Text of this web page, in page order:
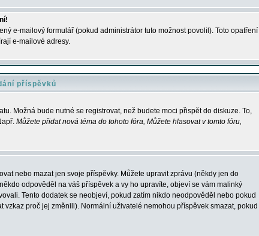
e-mailový formulář (pokud administrátor tuto možnost povolil). Toto opatření
e-mailové adresy.
příspěvků
Možná bude nutné se registrovat, než budete moci přispět do diskuze. To,
Můžete přidat nová téma do tohoto fóra, Můžete hlasovat v tomto fóru,
nebo mazat jen svoje příspěvky. Můžete upravit zprávu (někdy jen do
odpověděl na váš příspěvek a vy ho upravíte, objeví se vám malinký
Tento dodatek se neobjeví, pokud zatím nikdo neodpověděl nebo pokud
proč jej změnili). Normální uživatelé nemohou příspěvek smazat, pokud